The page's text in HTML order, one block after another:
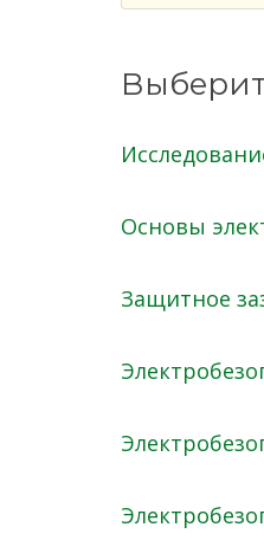
Основы
Защитное